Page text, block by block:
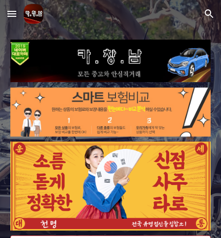
Skip to main content Skip to navigation